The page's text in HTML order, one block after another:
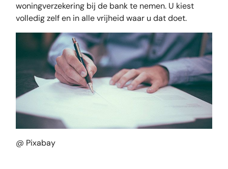
woningverzekering bij de bank te nemen. U kiest
volledig zelf en in alle vrijheid waar u dat doet.
@ Pixabay